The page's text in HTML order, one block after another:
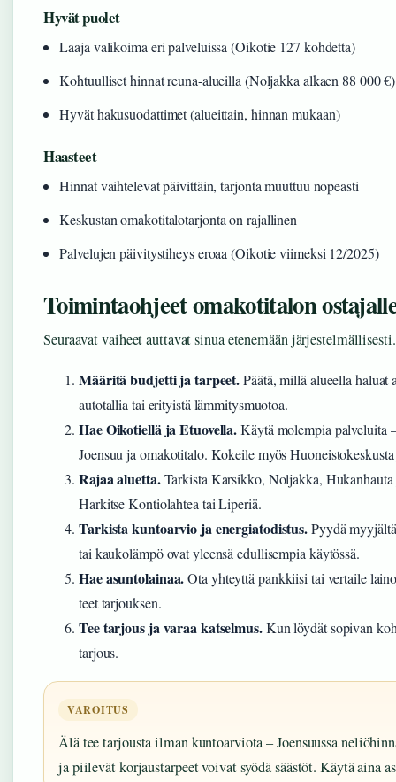
Hyvät puolet
Laaja valikoima eri palveluissa (Oikotie 127 kohdetta)
Kohtuulliset hinnat reuna-alueilla (Noljakka alkaen 88 000 €)
Hyvät hakusuodattimet (alueittain, hinnan mukaan)
Haasteet
Hinnat vaihtelevat päivittäin, tarjonta muuttuu nopeasti
Keskustan omakotitalotarjonta on rajallinen
Palvelujen päivitystiheys eroaa (Oikotie viimeksi 12/2025)
Toimintaohjeet omakotitalon
Seuraavat vaiheet auttavat sinua etenemään järjestelmällisesti.
Määritä budjetti ja tarpeet.Päätä, millä alueella
autotallia tai erityistä lämmitysmuotoa.
Hae Oikotiellä ja Etuovella.Käytä molempia palveluita
Joensuu ja omakotitalo. Kokeile myös
Rajaa aluetta.Tarkista Karsikko, Noljakka, Hukanhauta
Harkitse Kontiolahtea tai Liperiä.
Tarkista kuntoarvio ja energiatodistus.Pyydä
tai kaukolämpö ovat yleensä edullisempia käytössä.
Hae asuntolainaa.Ota yhteyttä pankkiisi tai vertaile
teet tarjouksen.
Tee tarjous ja varaa katselmus.Kun löydät sopivan
tarjous.
VAROITUS
Älä tee tarjousta ilman kuntoarviota – Joensuussa
ja piilevät korjaustarpeet voivat syödä säästöt. Käytä aina